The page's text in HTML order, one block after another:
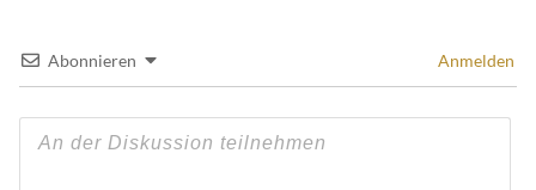
Abonnieren Anmelden